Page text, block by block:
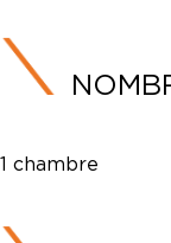
1 chambre